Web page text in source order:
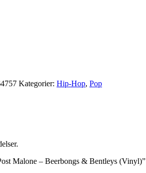
Kategorier: Hip-Hop, Pop
Malone – Beerbongs & Bentleys (Vinyl)”